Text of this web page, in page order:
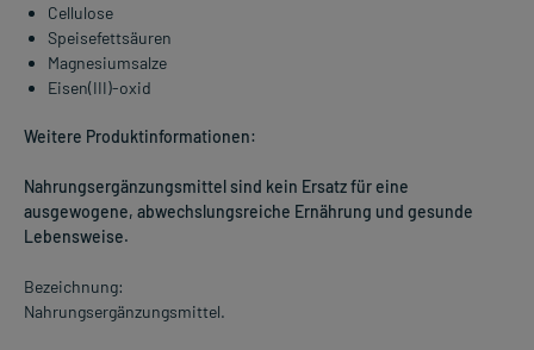
Cellulose
Speisefettsäuren
Magnesiumsalze
Eisen(III)-oxid
Weitere Produktinformationen:
Nahrungsergänzungsmittel sind kein Ersatz für eine
ausgewogene, abwechslungsreiche Ernährung und gesunde
Lebensweise.
Bezeichnung:
Nahrungsergänzungsmittel.